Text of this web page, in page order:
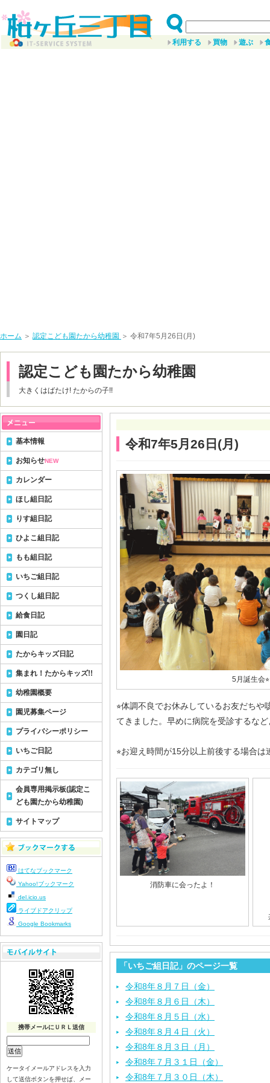
利用する 買物 遊ぶ
ホーム ＞ 認定こども園たから幼稚園 ＞ 令和7年5月26日(月)
認定こども園たから幼稚園
大きくはばたけ! たからの子!!
令和7年5月26日(月)
5月誕生会⭐︎
⭐︎体調不良でお休みしているお友だち
てきました。早めに病院を受診するな
⭐︎お迎え時間が15分以上前後する場合
消防車に会ったよ！
「いちご組日記」のページ一覧
令和8年８月７日（金）
令和8年８月６日（木）
令和8年８月５日（水）
令和8年８月４日（火）
令和8年８月３日（月）
令和8年７月３１日（金）
令和8年７月３０日（木）
基本情報
お知らせNEW
カレンダー
ほし組日記
りす組日記
ひよこ組日記
もも組日記
いちご組日記
つくし組日記
給食日記
園日記
たからキッズ日記
集まれ！たからキッズ!!
幼稚園概要
園児募集ページ
プライバシーポリシー
いちご日記
カテゴリ無し
会員専用掲示板(認定こ
ども園たから幼稚園)
サイトマップ
はてなブックマーク
Yahoo!ブックマーク
del.icio.us
ライブドアクリップ
Google Bookmarks
携帯メールにＵＲＬ送信
ケータイメールアドレスを入力
して送信ボタンを押せば、メー